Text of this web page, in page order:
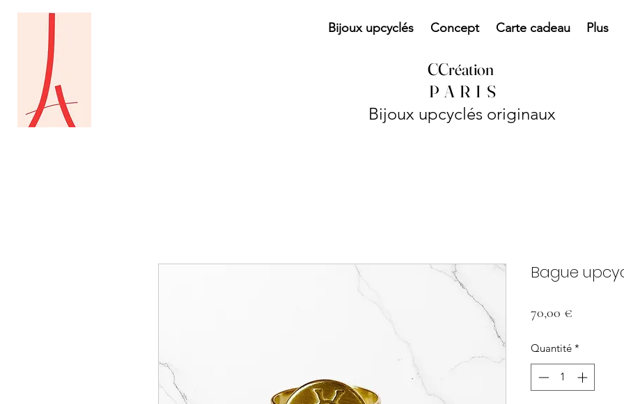
Bijoux upcyclés Concept Carte cadeau Plus
CCréation
P A R I S
Bijoux upcyclés originaux
Bague
70,00 €
Quantité *